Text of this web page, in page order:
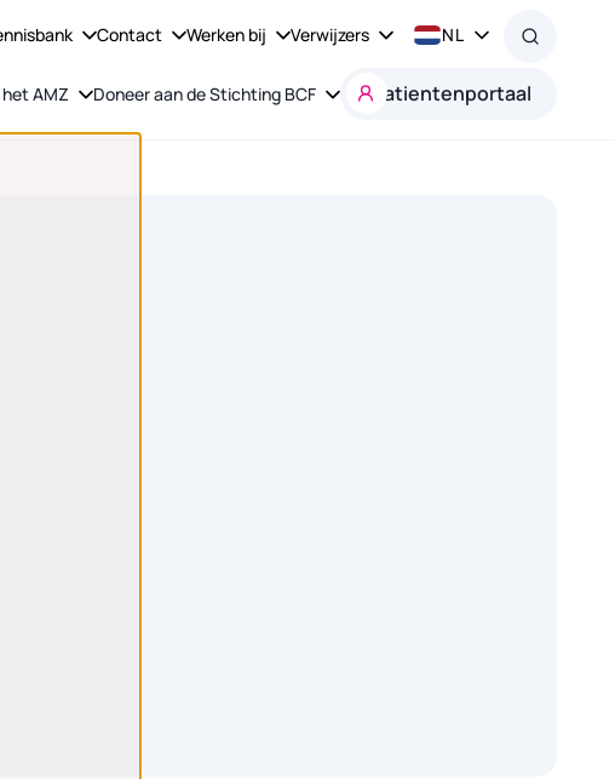
Contact Werken bij Verwijzers NL
AMZ Doneer aan de Stichting BCF Patientenportaal